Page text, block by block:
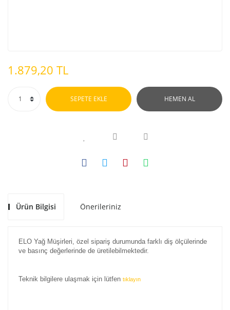
1.879,20 TL
SEPETE EKLE HEMEN AL
Ürün Bilgisi Önerileriniz
ELO Yağ Müşirleri, özel sipariş durumunda farklı diş ölçülerinde
ve basınç değerlerinde de üretilebilmektedir.
Teknik bilgilere ulaşmak için lütfen tıklayın